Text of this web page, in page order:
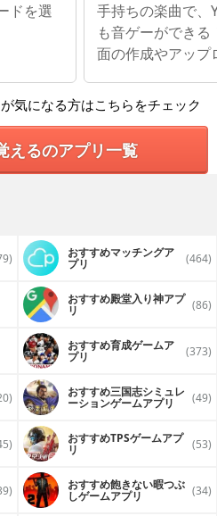
ドを選
手持ちの楽曲で
も音ゲーができ
面の作成やアップ
気になる方はこちらをチェック
えるのアプリ一覧
おすすめマッチングア
プリ (464)
おすすめ殿堂入り神アプ
リ (86)
おすすめ育成ゲームア
プリ (373)
おすすめ三国志シミュレ
ーションゲームアプリ (49)
おすすめTPSゲームアプ
リ (53)
おすすめ飽きない暇つぶ
しゲームアプリ (34)